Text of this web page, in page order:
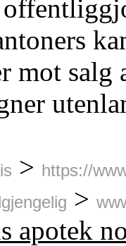
mot salg
> https://
>
apotek